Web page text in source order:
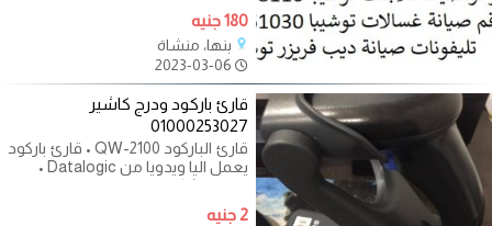
الصيانة
180 جنيه
بنها، منشاة
قارئ باركود ودرج كاشير
01000253027
قارئ الباركود QW-2100 • قارئ باركود
يعمل اليا ويدويا من Datalogic •
عامل الشكل : ديسك توب • نوع
المسح
2 جنيه